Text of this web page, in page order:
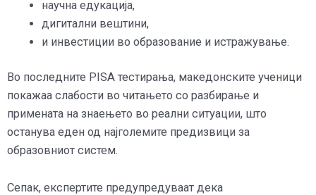
научна едукација,
дигитални вештини,
и инвестиции во образование и истражување.
Во последните PISA тестирања, македонските ученици
покажаа слабости во читањето со разбирање и
примената на знаењето во реални ситуации, што
останува еден од најголемите предизвици за
образовниот систем.
Сепак, експертите предупредуваат дека